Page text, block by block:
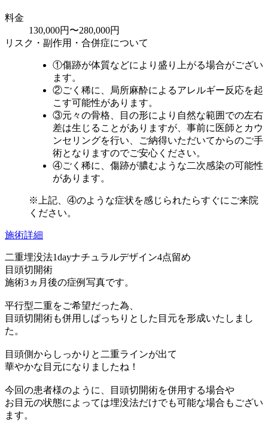
料金
130,000円〜280,000円
リスク・副作用・合併症について
①傷跡が体質などにより盛り上がる場合がござい
ます。
②ごく稀に、局所麻酔によるアレルギー反応を起
こす可能性があります。
③元々の骨格、目の形により自然な範囲での左右
差は生じることがありますが、事前に医師とカウ
ンセリングを行い、ご納得いただいてからのご手
術となりますのでご安心ください。
④ごく稀に、傷跡が膿むような二次感染の可能性
があります。
※上記、④のような症状を感じられたらすぐにご来院
ください。
施術詳細
二重埋没法1dayナチュラルデザイン4点留め
目頭切開術
施術3ヵ月後の症例写真です。
平行型二重をご希望だった為、
目頭切開術も併用しぱっちりとした目元を形成いたしまし
た。
目頭側からしっかりと二重ラインが出て
華やかな目元になりましたね！
今回の患者様のように、目頭切開術を併用する場合や
お目元の状態によっては埋没法だけでも可能な場合もござい
ます。